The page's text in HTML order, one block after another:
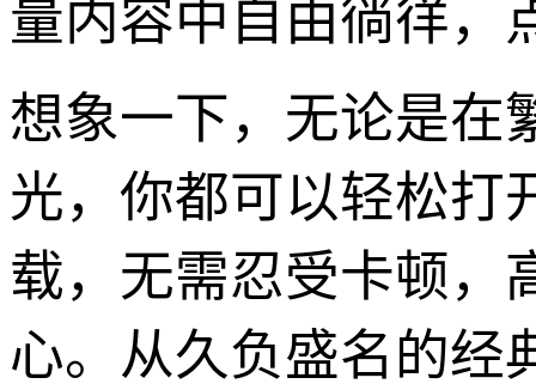
量内容中自由徜徉，
想象一下，无论是在
光，你都可以轻松打
载，无需忍受卡顿，
心。从久负盛名的经